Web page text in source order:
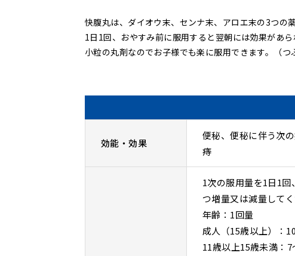
快腹丸は、ダイオウ末、センナ末、アロエ末の3つの
1日1回、おやすみ前に服用すると翌朝には効果があら
小粒の丸剤なのでお子様でも楽に服用できます。（つ
効能・効果
便秘、便秘に伴う次
痔
1次の服用量を1日1
つ増量又は減量してく
年齢：1回量
成人（15歳以上）：
11歳以上15歳未満：7